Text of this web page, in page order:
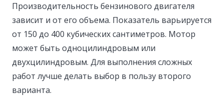
Производительность бензинового двигателя
зависит и от его объема. Показатель варьируется
от 150 до 400 кубических сантиметров. Мотор
может быть одноцилиндровым или
двухцилиндровым. Для выполнения сложных
работ лучше делать выбор в пользу второго
варианта.